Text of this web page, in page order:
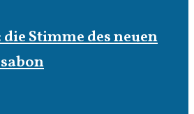
Stimme des neuen